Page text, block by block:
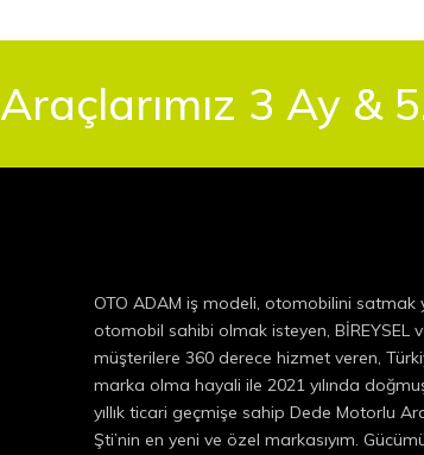
Araçlarımız 3 Ay &
OTO ADAM iş modeli, otomobilini satmak
otomobil sahibi olmak isteyen, BİREYSEL
müşterilere 360 derece hizmet veren,
marka olma hayali ile 2021 yılında
yıllık ticari geçmişe sahip Dede Motorlu
Şti’nin en yeni ve özel markasıyım.